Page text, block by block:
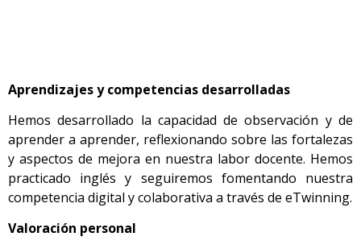
Aprendizajes y competencias desarrolladas
Hemos desarrollado la capacidad de observación y de
aprender a aprender, reflexionando sobre las fortalezas
y aspectos de mejora en nuestra labor docente. Hemos
practicado inglés y seguiremos fomentando nuestra
competencia digital y colaborativa a través de eTwinning.
Valoración personal